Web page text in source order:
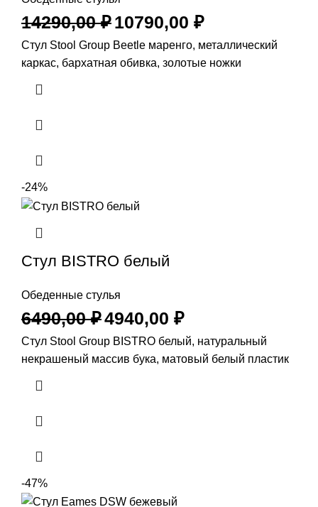
14290,00₽10790,00 ₽
Стул Stool Group Beetle маренго, металлический
каркас, бархатная обивка, золотые ножки
-24%
Стул BISTRO белый
Обеденные стулья
6490,00₽4940,00 ₽
Стул Stool Group BISTRO белый, натуральный
некрашеный массив бука, матовый белый пластик
-47%